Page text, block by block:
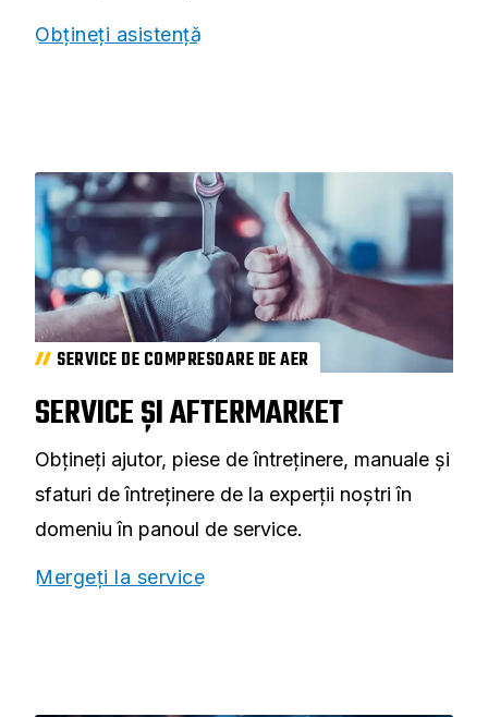
Obțineți asistență
SERVICE DE COMPRESOARE DE AER
SERVICE ȘI AFTERMARKET
Obțineți ajutor, piese de întreținere, manuale și
sfaturi de întreținere de la experții noștri în
domeniu în panoul de service.
Mergeți la service